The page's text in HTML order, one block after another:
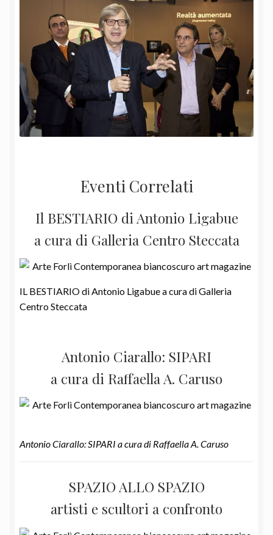
Eventi Correlati
Il BESTIARIO di Antonio Ligabue
a cura di Galleria Centro Steccata
IL BESTIARIO di Antonio Ligabue a cura di Galleria
Centro Steccata
Antonio Ciarallo: SIPARI
a cura di Raffaella A. Caruso
Antonio Ciarallo: SIPARI a cura di Raffaella A. Caruso
SPAZIO ALLO SPAZIO
artisti e scultori a confronto